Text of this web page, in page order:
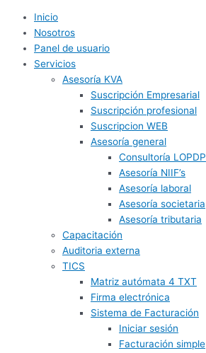
Inicio
Nosotros
Panel de usuario
Servicios
Asesoría KVA
Suscripción Empresarial
Suscripción profesional
Suscripcion WEB
Asesoría general
Consultoría LOPDP
Asesoría NIIF’s
Asesoría laboral
Asesoría societaria
Asesoría tributaria
Capacitación
Auditoria externa
TICS
Matriz autómata 4 TXT
Firma electrónica
Sistema de Facturación
Iniciar sesión
Facturación simple